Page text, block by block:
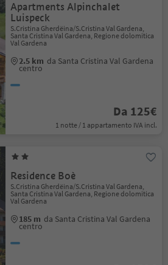
Apartments Alpinchalet
Luispeck
S.Cristina Gherdëina/S.Cristina Val Gardena,
Santa Cristina Val Gardena, Regione dolomitica
Val Gardena
2.5 km da Santa Cristina Val Gardena
centro
Da 125€
1 notte / 1 appartamento IVA incl.
Residence Boè
S.Cristina Gherdëina/S.Cristina Val Gardena,
Santa Cristina Val Gardena, Regione dolomitica
Val Gardena
185 m da Santa Cristina Val Gardena
centro